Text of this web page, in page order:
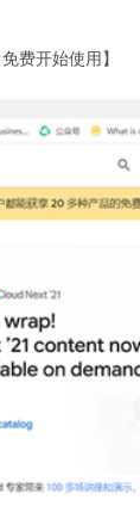
费开始使用】